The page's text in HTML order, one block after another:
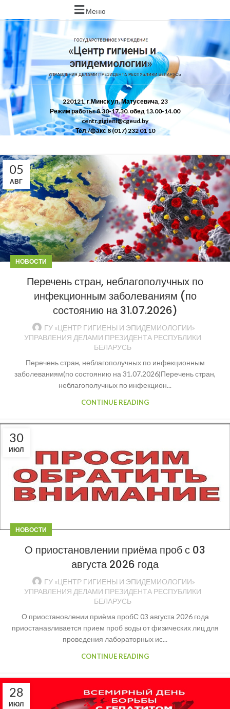
Меню
220121, г.Минск ул. Матусевича, 23
Режим работы: 8.30-17.30. обед 13.00-14.00
centr.gigieni@cgeud.by
Тел./факс 8 (017) 232 01 10
05
АВГ
НОВОСТИ
Перечень стран, неблагополучных по
инфекционным заболеваниям (по
состоянию на 31.07.2026)
ГУ «ЦЕНТР ГИГИЕНЫ И ЭПИДЕМИОЛОГИИ»
УПРАВЛЕНИЯ ДЕЛАМИ ПРЕЗИДЕНТА РЕСПУБЛИКИ
БЕЛАРУСЬ
Перечень стран, неблагополучных по инфекционным
заболеваниям(по состоянию на 31.07.2026)Перечень стран,
неблагополучных по инфекцион...
CONTINUE READING
30
ИЮЛ
НОВОСТИ
О приостановлении приёма проб с 03
августа 2026 года
ГУ «ЦЕНТР ГИГИЕНЫ И ЭПИДЕМИОЛОГИИ»
УПРАВЛЕНИЯ ДЕЛАМИ ПРЕЗИДЕНТА РЕСПУБЛИКИ
БЕЛАРУСЬ
О приостановлении приёма пробС 03 августа 2026 года
приостанавливается прием проб воды от физических лиц для
проведения лабораторных ис...
CONTINUE READING
28
ИЮЛ